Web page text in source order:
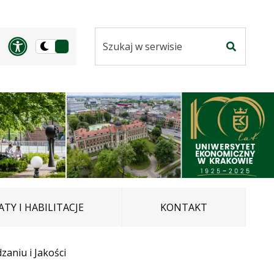
Panel dostosowania
Przełącz
ciemną
serwisie
I HABILITACJE KONTAKT
i Jakości